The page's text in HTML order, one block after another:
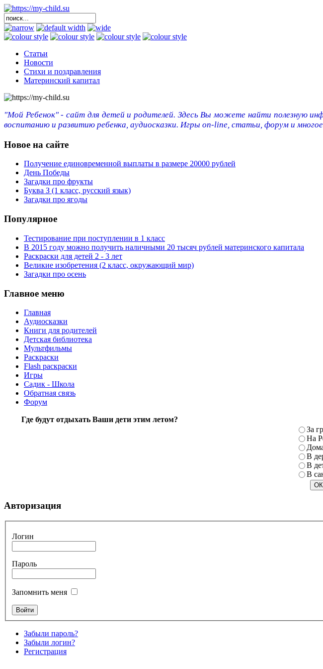
Статьи
Новости
Стихи и поздравления
Материнский капитал
"Мой Ребенок" - сайт для детей и родителей. Здесь Вы можете найти полезную
воспитанию и развитию ребенка, аудиосказки. Игры on-line, статьи, форум и многое
Новое на сайте
Получение единовременной выплаты в размере 20000 рублей
День Победы
Загадки про фрукты
Буква З (1 класс, русский язык)
Загадки про ягоды
Популярное
Тестирование при поступлении в 1 класс
В 2015 году можно получить наличными 20 тысяч рублей материнского капитала
Раскраски для детей 2 - 3 лет
Великие изобретения (2 класс, окружающий мир)
Загадки про осень
Главное меню
Главная
Аудиосказки
Книги для родителей
Детская библиотека
Мультфильмы
Раскраски
Flash раскраски
Игры
Садик - Школа
Обратная связь
Форум
Где будут отдыхать Ваши дети этим летом?
За
На
В
В
В
Авторизация
Логин
Пароль
Запомнить меня
Забыли пароль?
Забыли логин?
Регистрация